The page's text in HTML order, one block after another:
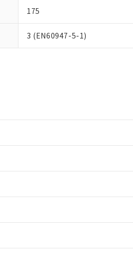
175
3 (EN60947-5-1)